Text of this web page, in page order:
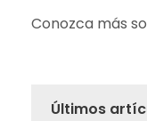
Conozca más
Últimos